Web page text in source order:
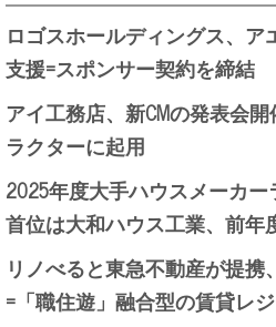
ロゴスホールディングス、
支援=スポンサー契約を締結
アイ工務店、新CMの発表会
ラクターに起用
2025年度大手ハウスメーカ
首位は大和ハウス工業、前年
リノべると東急不動産が提
=「職住遊」融合型の賃貸レ